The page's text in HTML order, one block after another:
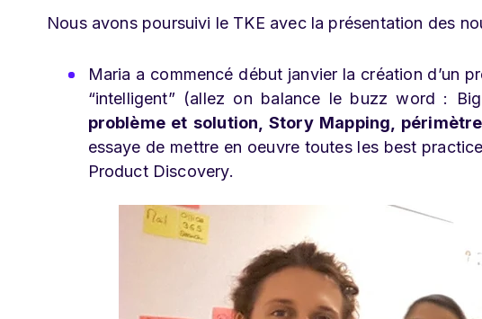
Nous avons poursuivi le TKE avec la présentation des
Maria a commencé début janvier la création d’un
“intelligent” (allez on balance le buzz word :
problème et solution, Story Mapping,
essaye de mettre en oeuvre toutes les best
Product Discovery.